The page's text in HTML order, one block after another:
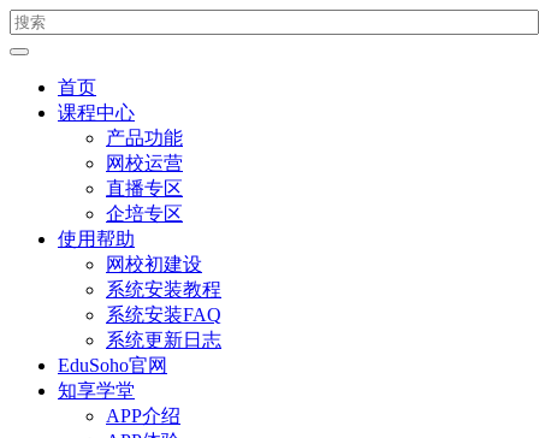
首页
课程中心
产品功能
网校运营
直播专区
企培专区
使用帮助
网校初建设
系统安装教程
系统安装FAQ
系统更新日志
EduSoho官网
知享学堂
APP介绍